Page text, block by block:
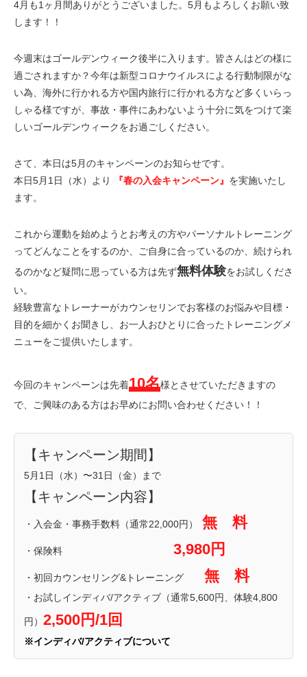
4月も1ヶ月間ありがとうございました。5月もよろしくお願い致
します！！
今週末はゴールデンウィーク後半に入ります。皆さんはどの様に
過ごされますか？今年は新型コロナウイルスによる行動制限がな
い為、海外に行かれる方や国内旅行に行かれる方など多くいらっ
しゃる様ですが、事故・事件にあわないよう十分に気をつけて楽
しいゴールデンウィークをお過ごしください。
さて、本日は5月のキャンペーンのお知らせです。
本日5月1日（水）より
『春の入会キャンペーン』 を実施いたし
ます。
これから運動を始めようとお考えの方やパーソナルトレーニング
ってどんなことをするのか、ご自身に合っているのか、続けられ
るのかなど疑問に思っている方は先ず無料体験をお試しくださ
い。
経験豊富なトレーナーがカウンセリンでお客様のお悩みや目標・
目的を細かくお聞きし、お一人おひとりに合ったトレーニングメ
ニューをご提供いたします。
今回のキャンペーンは先着10名様とさせていただきますの
で、ご興味のある方はお早めにお問い合わせください！！
【キャンペーン期間】
5月1日（水）〜31日（金）まで
【キャンペーン内容】
・入会金・事務手数料（通常22,000円） 無 料
・保険料 3,980円
・初回カウンセリング&トレーニング 無 料
・お試しインディバ/アクティブ（通常5,600円、体験4,800
円） 2,500円/1回
※インディバ/アクティブについて